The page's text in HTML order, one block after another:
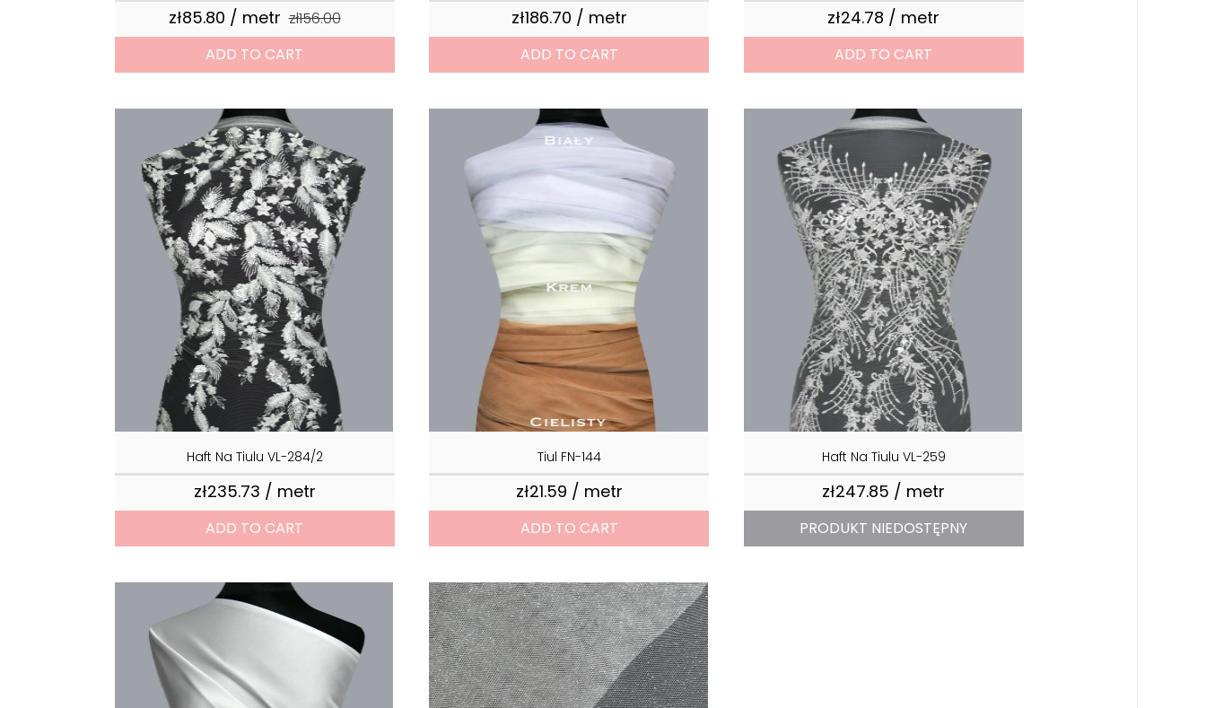
zł85.80 / metr Regular price
zł156.00Price
ADD TO CART
zł186.70 / metrPrice
ADD TO CART
zł24.78 / metr
ADD TO CART
Haft Na Tiulu VL-284/2
zł235.73 / metrPrice
ADD TO CART
Tiul FN-144
zł21.59 / metrPrice
ADD TO CART
Haft Na Tiulu VL-259
zł247.85 / metr
PRODUKT NIEDOSTĘPNY